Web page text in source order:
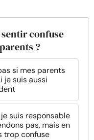
confuse
?
si mes parents
je suis aussi
suis responsable
pas, mais en
trop confuse